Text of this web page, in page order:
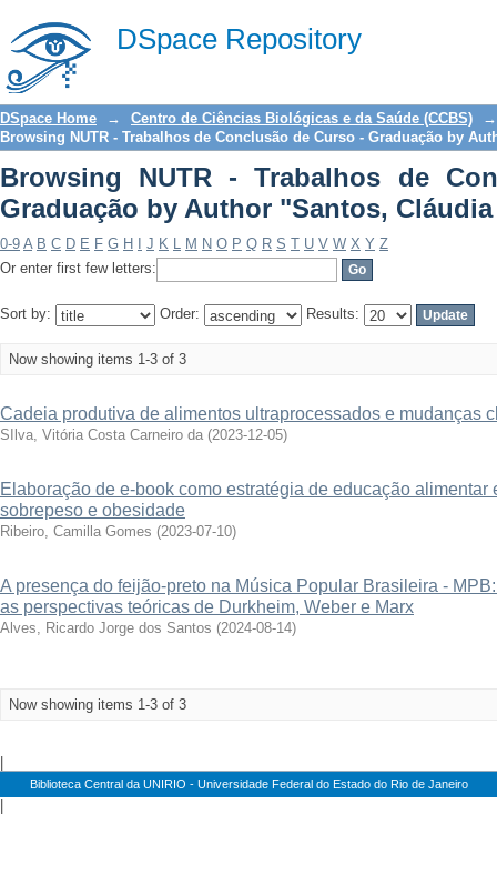
DSpace Repository
Browsing NUTR - Trabalhos de
"Santos, Cláudia Roberta Bocca"
DSpace Home → Centro de Ciências Biológicas e da Saúde (CCBS)
→
Browsing NUTR - Trabalhos de Conclusão de Curso - Graduação by
Browsing NUTR - Trabalhos de
Graduação by Author "Santos,
0-9 A B C D E F G H J K L M N O P Q R S T U V W X Y Z
Or enter first few letters:
Sort by: Order: Results:
Now showing items 1-3 of 3
Cadeia produtiva de alimentos ultraprocessados e mudanças
SIlva, Vitória Costa Carneiro da (2023-12-05)
Elaboração de e-book como estratégia de educação
sobrepeso e obesidade
Ribeiro, Camilla Gomes (2023-07-10)
A presença do feijão-preto na Música Popular Brasileira -
as perspectivas teóricas de Durkheim, Weber e Marx
Alves, Ricardo Jorge dos Santos (2024-08-14)
Now showing items 1-3 of 3
Biblioteca Central da UNIRIO - Universidade Federal do Estado do Rio de Janeiro